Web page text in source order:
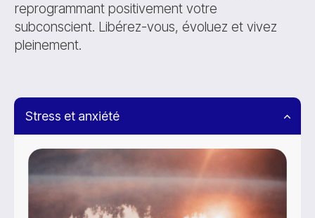
reprogrammant positivement votre
subconscient. Libérez-vous, évoluez et vivez
pleinement.
Stress et anxiété